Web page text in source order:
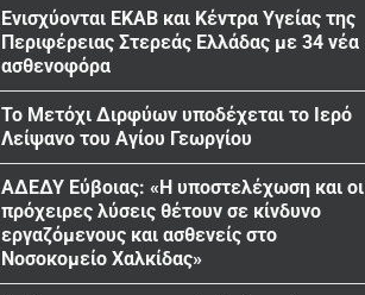
Ενισχύονται ΕΚΑΒ και Κέντρα Υγείας της
Περιφέρειας Στερεάς Ελλάδας με 34 νέα
ασθενοφόρα
Το Μετόχι Διρφύων υποδέχεται το Ιερό
Λείψανο του Αγίου Γεωργίου
ΑΔΕΔΥ Εύβοιας: «Η υποστελέχωση και οι
πρόχειρες λύσεις θέτουν σε κίνδυνο
εργαζόμενους και ασθενείς στο
Νοσοκομείο Χαλκίδας»